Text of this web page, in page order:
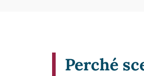
Perché